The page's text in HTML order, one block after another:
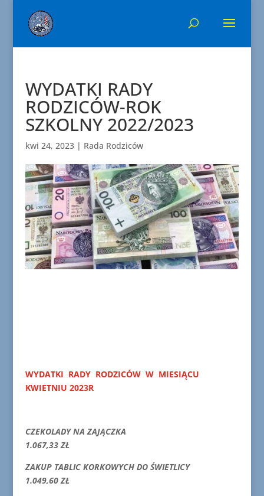
WYDATKI RADY
RODZICÓW-ROK
SZKOLNY 2022/2023
kwi 24, 2023| Rada Rodziców
WYDATKI RADY RODZICÓW W MIESIĄCU
KWIETNIU 2023R
CZEKOLADY NA ZAJĄCZKA
1.067,33 ZŁ
ZAKUP TABLIC KORKOWYCH DO ŚWIETLICY
1.049,60 ZŁ